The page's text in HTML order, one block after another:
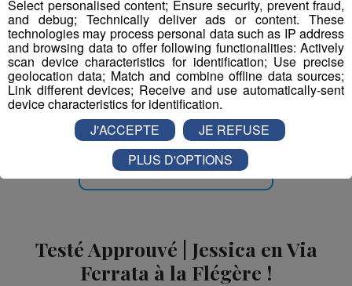
Partager sur Facebook
Partager sur Twitter
Testé Approuvé | Jessica en Via
Ferrata à la Flégère !
Select personalised content; Ensure security, prevent fraud,
and debug; Technically deliver ads or content. These
technologies may process personal data such as IP address
and browsing data to offer following functionalities: Actively
scan device characteristics for identification; Use precise
geolocation data; Match and combine offline data sources;
Link different devices; Receive and use automatically-sent
device characteristics for identification.
J'ACCEPTE
JE REFUSE
PLUS D'OPTIONS